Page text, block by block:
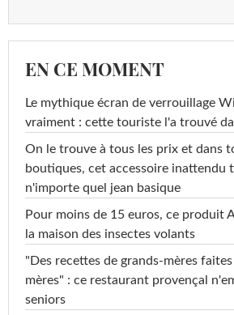
EN CE MOMENT
Le mythique écran de verrouillage
vraiment : cette touriste l'a trouvé
On le trouve à tous les prix et dans
boutiques, cet accessoire inattendu
n'importe quel jean basique
Pour moins de 15 euros, ce produit
la maison des insectes volants
"Des recettes de grands-mères
mères" : ce restaurant provençal
seniors